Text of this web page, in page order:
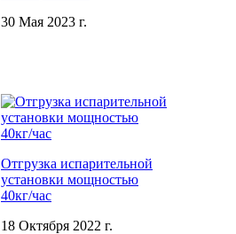
30 Мая 2023 г.
Отгрузка испарительной
установки мощностью
40кг/час
18 Октября 2022 г.